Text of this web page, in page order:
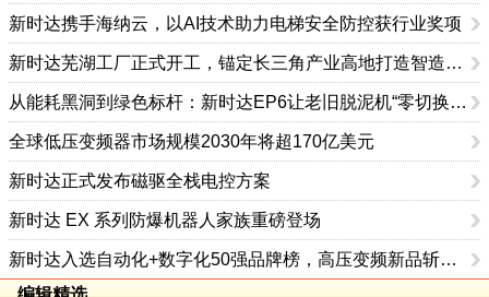
新时达携手海纳云，以AI技术助力电梯安全防控获行业奖项
新时达芜湖工厂正式开工，锚定长三角产业高地打造智造新引擎
从能耗黑洞到绿色标杆：新时达EP6让老旧脱泥机“零切换”重生
全球低压变频器市场规模2030年将超170亿美元
新时达正式发布磁驱全栈电控方案
新时达 EX 系列防爆机器人家族重磅登场
新时达入选自动化+数字化50强品牌榜，高压变频新品斩获新质产品奖